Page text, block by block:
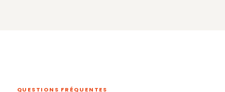
QUESTIONS FRÉQUENTES